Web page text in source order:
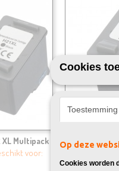
Multipack
voor:
Huismerk
Huismerk HP
Deskjet
Cookies
Toestemming
Op deze
Cookies worden